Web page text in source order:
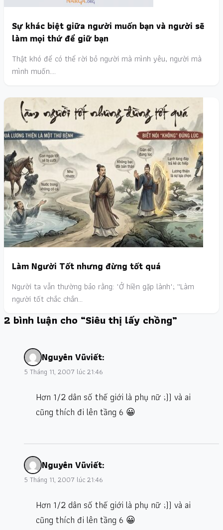
Sự khác biệt giữa người muốn bạn và người sẽ
làm mọi thứ để giữ bạn
Thật khó để có thể rời bỏ người mà mình yêu, người mà
mình muốn.…
Làm Người Tốt nhưng đừng tốt quá
Người ta vẫn thường bảo rằng: "Ở hiền gặp lành"; ''Làm
người tốt chắc chắn…
2 bình luận cho “Siêu thị lấy chồng”
Nguyên Vũviết:
5 Tháng 11, 2007 lúc 21:46
Hơn 1/2 dân số thế giới là phụ nữ ;)) và ai
cũng thích đi lên tầng 6 😀
Nguyên Vũviết:
5 Tháng 11, 2007 lúc 21:46
Hơn 1/2 dân số thế giới là phụ nữ ;)) và ai
cũng thích đi lên tầng 6 😀